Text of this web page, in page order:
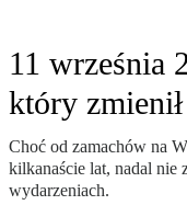
11 września
który
Choć od zamachów na
kilkanaście lat, nadal nie
wydarzeniach.